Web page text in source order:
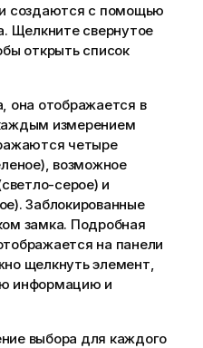
создаются с помощью
Щелкните свернутое
открыть список
она отображается в
измерением
четыре
возможное
серое) и
Заблокированные
замка. Подробная
на панели
щелкнуть элемент,
информацию и
выбора для каждого